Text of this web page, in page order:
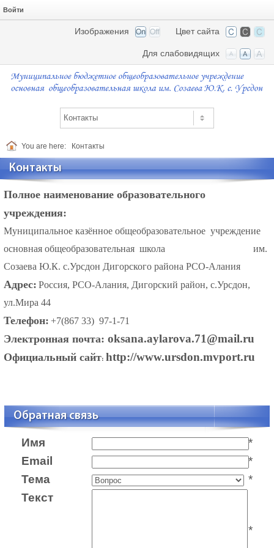
Войти
Цвет сайта
Изображения
Для слабовидящих
You are here: Контакты
Контакты
Полное наименование образовательного
учреждения:
Муниципальное казённое общеобразовательное учреждение
основная общеобразовательная школа им.
Созаева Ю.К. с.Урсдон Дигорского района РСО-Алания
Адрес: Россия, РСО-Алания, Дигорский район, с.Урсдон,
ул.Мира 44
Телефон: +7(867 33) 97-1-71
Электронная почта: oksana.aylarova.71@mail.ru
Официальный сайт: http://www.ursdon.mvport.ru
Обратная связь
Имя
*
Email
*
Тема
*
Текст
*